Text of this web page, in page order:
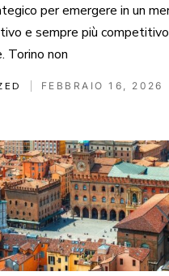
per emergere in un
e sempre più
Torino non
FEBBRAIO 16, 2026